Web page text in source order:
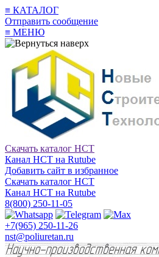
≡ КАТАЛОГ
Отправить сообщение
≡ МЕНЮ
Скачать каталог НСТ
Канал НСТ на Rutube
Добавить сайт в избранное
Скачать каталог НСТ
Канал НСТ на Rutube
8(800) 250-11-05
+7(965) 250-11-26
nst@poliuretan.ru